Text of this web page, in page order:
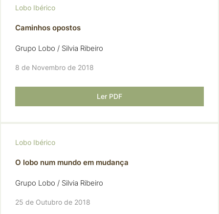
Lobo Ibérico
Caminhos opostos
Grupo Lobo / Silvia Ribeiro
8 de Novembro de 2018
Ler PDF
Lobo Ibérico
O lobo num mundo em mudança
Grupo Lobo / Silvia Ribeiro
25 de Outubro de 2018